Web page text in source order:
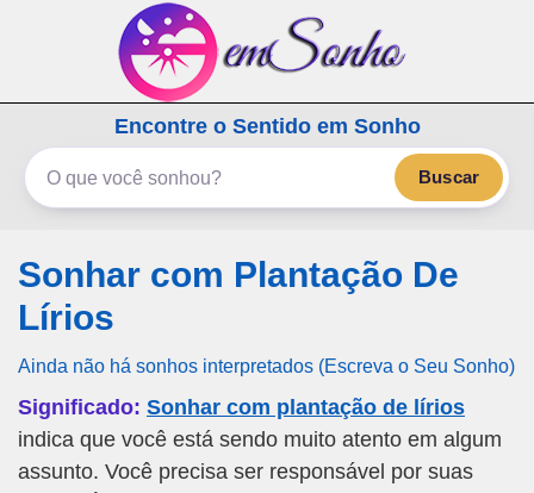
emSonho.com
Os sonhos significam mais
Encontre o Sentido em Sonho
Buscar
Sonhar com Plantação De
Lírios
Ainda não há sonhos interpretados (Escreva o Seu Sonho)
Significado: Sonhar com plantação de lírios
indica que você está sendo muito atento em algum
assunto. Você precisa ser responsável por suas